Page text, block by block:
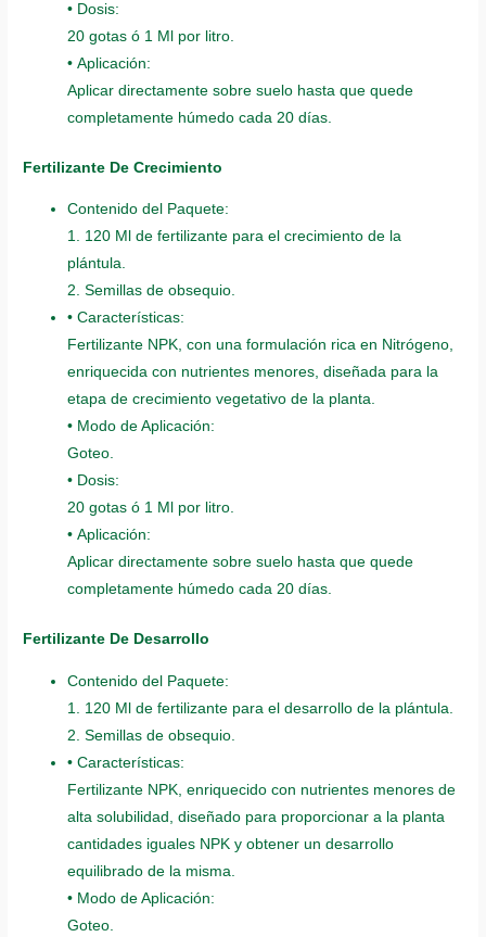
• Dosis:
20 gotas ó 1 Ml por litro.
• Aplicación:
Aplicar directamente sobre suelo hasta que quede
completamente húmedo cada 20 días.
Fertilizante De Crecimiento
Contenido del Paquete:
1. 120 Ml de fertilizante para el crecimiento de la
plántula.
2. Semillas de obsequio.
• Características:
Fertilizante NPK, con una formulación rica en Nitrógeno,
enriquecida con nutrientes menores, diseñada para la
etapa de crecimiento vegetativo de la planta.
• Modo de Aplicación:
Goteo.
• Dosis:
20 gotas ó 1 Ml por litro.
• Aplicación:
Aplicar directamente sobre suelo hasta que quede
completamente húmedo cada 20 días.
Fertilizante De Desarrollo
Contenido del Paquete:
1. 120 Ml de fertilizante para el desarrollo de la plántula.
2. Semillas de obsequio.
• Características:
Fertilizante NPK, enriquecido con nutrientes menores de
alta solubilidad, diseñado para proporcionar a la planta
cantidades iguales NPK y obtener un desarrollo
equilibrado de la misma.
• Modo de Aplicación:
Goteo.